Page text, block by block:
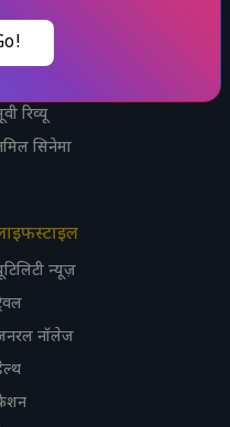
न्यूज़
न्यूज़
रिव्यू
सिनेमा
न्यूज़
नॉलेज